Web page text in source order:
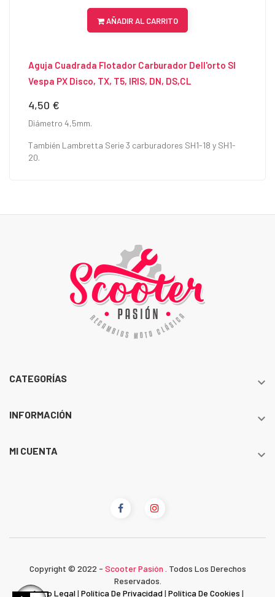
AÑADIR AL CARRITO
Aguja Cuadrada Flotador Carburador Dell'orto SI
Vespa PX Disco, TX, T5, IRIS, DN, DS,CL
Precio
4,50 €
Diámetro 4,5mm.
También Lambretta Serie 3 carburadores SH1-18 y SH1-
20.
CATEGORÍAS 
INFORMACIÓN 
MI CUENTA 
Copyright © 2022 - Scooter Pasión
. Todos Los Derechos
Reservados.
Aviso Legal| Política De Privacidad | Política De Cookies |